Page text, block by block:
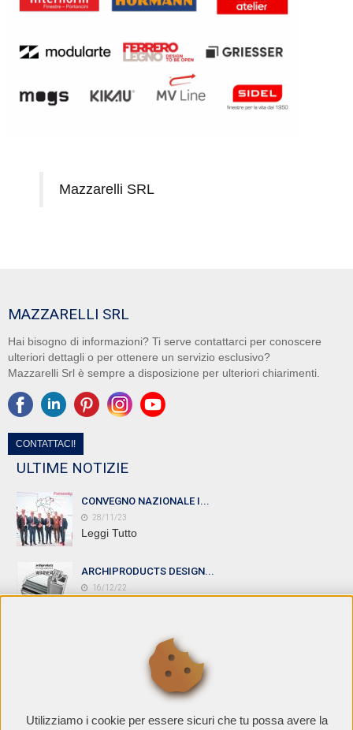
Mazzarelli SRL
MAZZARELLI SRL
Hai bisogno di informazioni? Ti serve contattarci per conoscere
ulteriori dettagli o per ottenere un servizio esclusivo?
Mazzarelli Srl è sempre a disposizione per ulteriori chiarimenti.
CONTATTACI!
ULTIME NOTIZIE
CONVEGNO NAZIONALE I...
28/11/23
Leggi Tutto
ARCHIPRODUCTS DESIGN...
16/12/22
ECOBONUS 50%
Leggi Tutto
Utilizziamo i cookie per essere sicuri che tu possa avere la